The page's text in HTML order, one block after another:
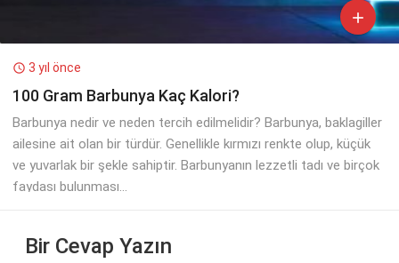

 3 yıl önce
100 Gram Barbunya Kaç Kalori?
Barbunya nedir ve neden tercih edilmelidir? Barbunya, baklagiller
ailesine ait olan bir türdür. Genellikle kırmızı renkte olup, küçük
ve yuvarlak bir şekle sahiptir. Barbunyanın lezzetli tadı ve birçok
faydası bulunması...
Bir Cevap Yazın